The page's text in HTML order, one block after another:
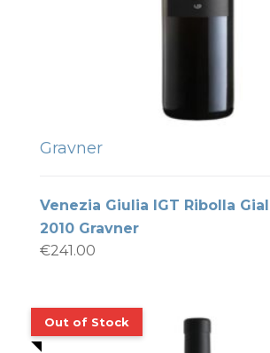
Gravner
Venezia Giulia IGT Ribolla
2010 Gravner
€241.00